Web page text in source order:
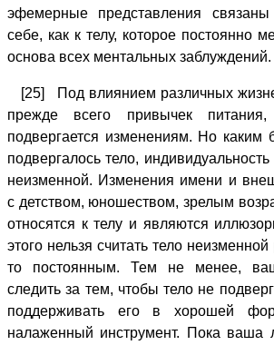
эфемерные представления
себе, как к телу, которое постоянно
основа всех ментальных заблуждений.
[25] Под влиянием различных
прежде всего привычек
подвергается изменениям. Но
подвергалось тело, индивидуальность
неизменной. Изменения имени и
с детством, юношеством, зрелым
относятся к телу и являются
этого нельзя считать тело
то постоянным. Тем не менее,
следить за тем, чтобы тело не
поддерживать его в хорошей
налаженный инструмент. Пока ваша